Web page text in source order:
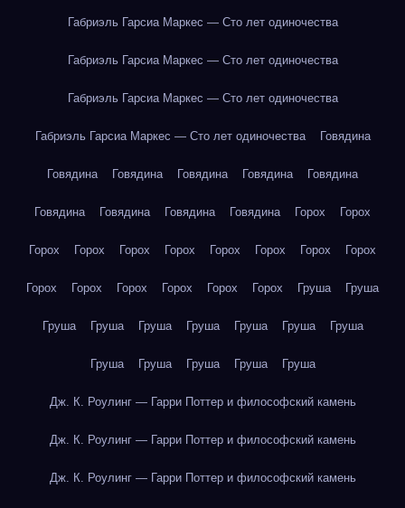
Габриэль Гарсиа Маркес — Сто лет одиночества
Габриэль Гарсиа Маркес — Сто лет одиночества
Габриэль Гарсиа Маркес — Сто лет одиночества
Габриэль Гарсиа Маркес — Сто лет одиночества Говядина
Говядина Говядина Говядина Говядина Говядина
Говядина Говядина Говядина Говядина Горох Горох
Горох Горох Горох Горох Горох Горох Горох Горох
Горох Горох Горох Горох Горох Горох Груша Груша
Груша Груша Груша Груша Груша Груша Груша
Груша Груша Груша Груша Груша
Дж. К. Роулинг — Гарри Поттер и философский камень
Дж. К. Роулинг — Гарри Поттер и философский камень
Дж. К. Роулинг — Гарри Поттер и философский камень